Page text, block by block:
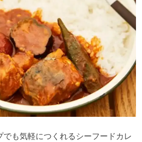
も気軽につくれるシーフードカレ